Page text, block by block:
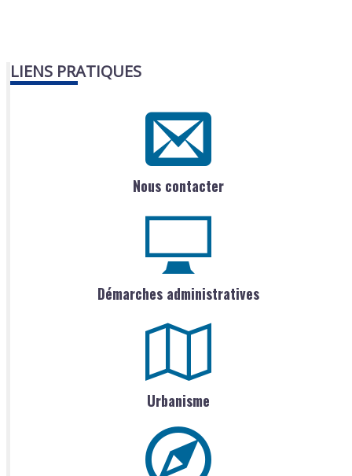
LIENS PRATIQUES
Nous contacter
Démarches administratives
Urbanisme